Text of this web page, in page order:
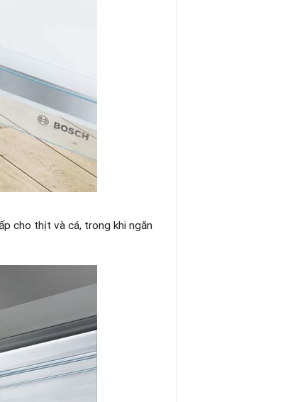
cho thịt và cá, trong khi ngăn